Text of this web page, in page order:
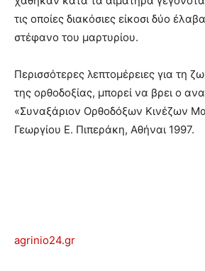
τις οποίες διακόσιες είκοσι δύο
στέφανο του μαρτυρίου.
Περισσότερες λεπτομέρειες για τη
της ορθοδοξίας, μπορεί να βρει ο
«Συναξάριον Ορθοδόξων Κινέζων
Γεωργίου Ε. Πιπεράκη, Αθήναι 1997.
agrinio24.gr